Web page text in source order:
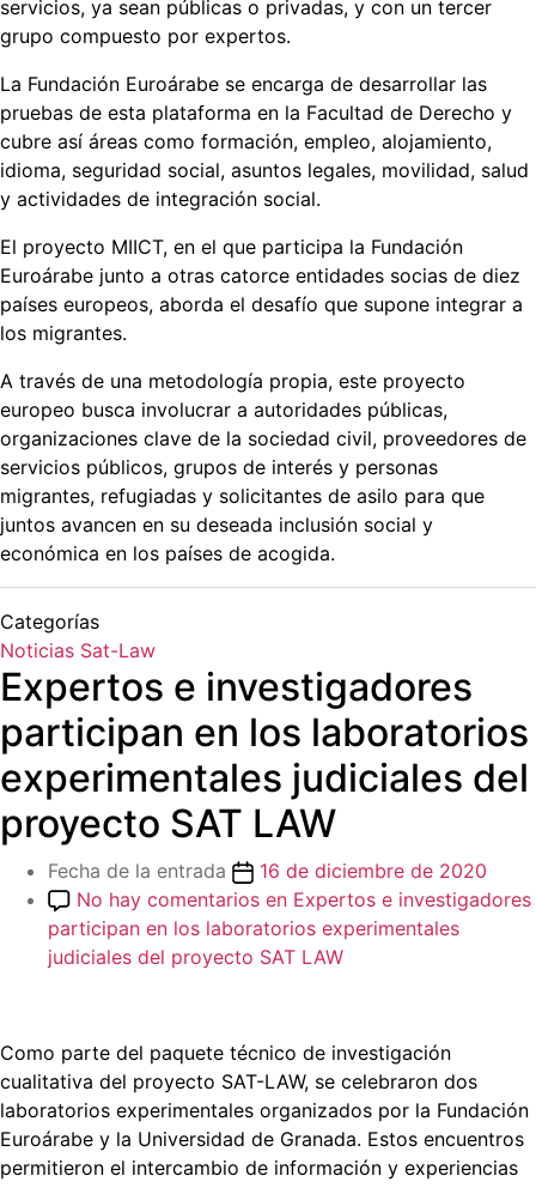
servicios, ya sean públicas o privadas, y con un tercer
grupo compuesto por expertos.
La Fundación Euroárabe se encarga de desarrollar las
pruebas de esta plataforma en la Facultad de Derecho y
cubre así áreas como formación, empleo, alojamiento,
idioma, seguridad social, asuntos legales, movilidad, salud
y actividades de integración social.
El proyecto MIICT, en el que participa la Fundación
Euroárabe junto a otras catorce entidades socias de diez
países europeos, aborda el desafío que supone integrar a
los migrantes.
A través de una metodología propia, este proyecto
europeo busca involucrar a autoridades públicas,
organizaciones clave de la sociedad civil, proveedores de
servicios públicos, grupos de interés y personas
migrantes, refugiadas y solicitantes de asilo para que
juntos avancen en su deseada inclusión social y
económica en los países de acogida.
Categorías
Noticias Sat-Law
Expertos e investigadores
participan en los laboratorios
experimentales judiciales del
proyecto SAT LAW
Fecha de la entrada
16 de diciembre de 2020
No hay comentarios en Expertos e investigadores
participan en los laboratorios experimentales
judiciales del proyecto SAT LAW
Como parte del paquete técnico de investigación
cualitativa del proyecto SAT-LAW, se celebraron dos
laboratorios experimentales organizados por la Fundación
Euroárabe y la Universidad de Granada. Estos encuentros
permitieron el intercambio de información y experiencias